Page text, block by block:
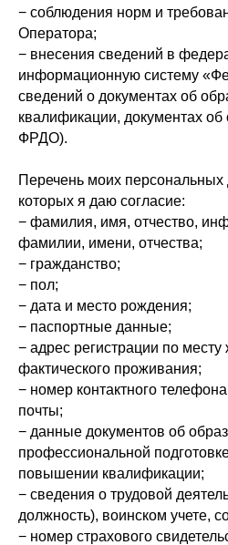
− соблюдения норм и
Оператора;
− внесения сведений в
информационную систему
сведений о документах об
квалификации, документах
ФРДО).
Перечень моих персональных
которых я даю согласие:
− фамилия, имя, отчество,
фамилии, имени, отчества;
− гражданство;
− пол;
− дата и место рождения;
− паспортные данные;
− адрес регистрации по месту
фактического проживания;
− номер контактного
почты;
− данные документов об
профессиональной
повышении квалификации;
− сведения о трудовой
должность), воинском учете,
− номер страхового